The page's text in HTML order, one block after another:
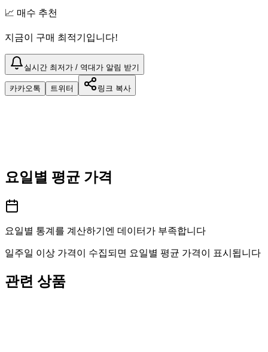
📈 매수 추천
지금이 구매 최적기입니다!
실시간 최저가 / 역대가 알림 받기
카카오톡 트위터 링크 복사
요일별 평균 가격
요일별 통계를 계산하기엔 데이터가 부족합니다
일주일 이상 가격이 수집되면 요일별 평균 가격이 표시됩니다
관련 상품